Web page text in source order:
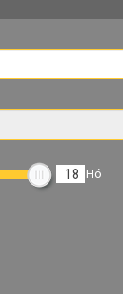
18 Hó